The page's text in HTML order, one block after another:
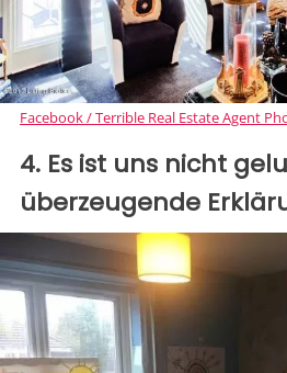
Facebook / Terrible Real Estate Agent
4. Es ist uns nicht
überzeugende